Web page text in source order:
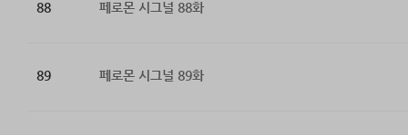
88 페로몬 시그널 88화
89 페로몬 시그널 89화